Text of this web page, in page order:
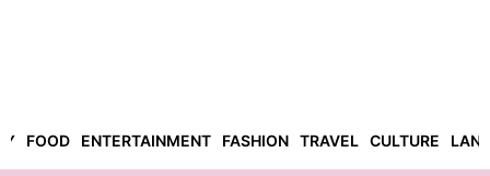
FOOD ENTERTAINMENT FASHION TRAVEL CULTURE